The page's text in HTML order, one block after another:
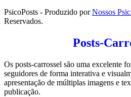
PsicoPosts - Produzido porNossos
Reservados.
Posts-
Os posts-carrossel são uma excelente
seguidores de forma interativa e
apresentação de múltiplas imagens e
publicação.